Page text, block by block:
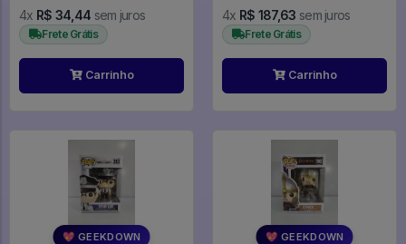
4x R$ 34,44 sem juros
Frete Grátis
Carrinho
4x R$ 187,63 sem juros
Frete Grátis
Carrinho
💖 GEEKDOWN 💖 GEEKDOWN